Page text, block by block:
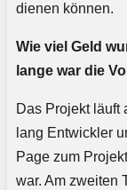
dienen können.
Wie viel Geld
lange war die
Das Projekt läuft
lang Entwickler
Page zum
war. Am zweiten